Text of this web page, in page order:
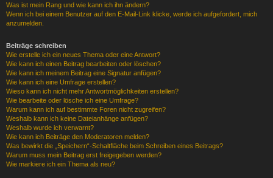
Was ist mein Rang und wie kann ich ihn ändern?
Wenn ich bei einem Benutzer auf den E-Mail-Link klicke, werde ich aufgefordert, mich
anzumelden.
Beiträge schreiben
Wie erstelle ich ein neues Thema oder eine Antwort?
Wie kann ich einen Beitrag bearbeiten oder löschen?
Wie kann ich meinem Beitrag eine Signatur anfügen?
Wie kann ich eine Umfrage erstellen?
Wieso kann ich nicht mehr Antwortmöglichkeiten erstellen?
Wie bearbeite oder lösche ich eine Umfrage?
Warum kann ich auf bestimmte Foren nicht zugreifen?
Weshalb kann ich keine Dateianhänge anfügen?
Weshalb wurde ich verwarnt?
Wie kann ich Beiträge den Moderatoren melden?
Was bewirkt die „Speichern“-Schaltfläche beim Schreiben eines Beitrags?
Warum muss mein Beitrag erst freigegeben werden?
Wie markiere ich ein Thema als neu?